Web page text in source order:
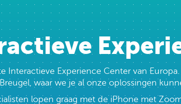
Interactieve Experience Center van
waar we je al onze oplossingen
lopen graag met de iPhone met